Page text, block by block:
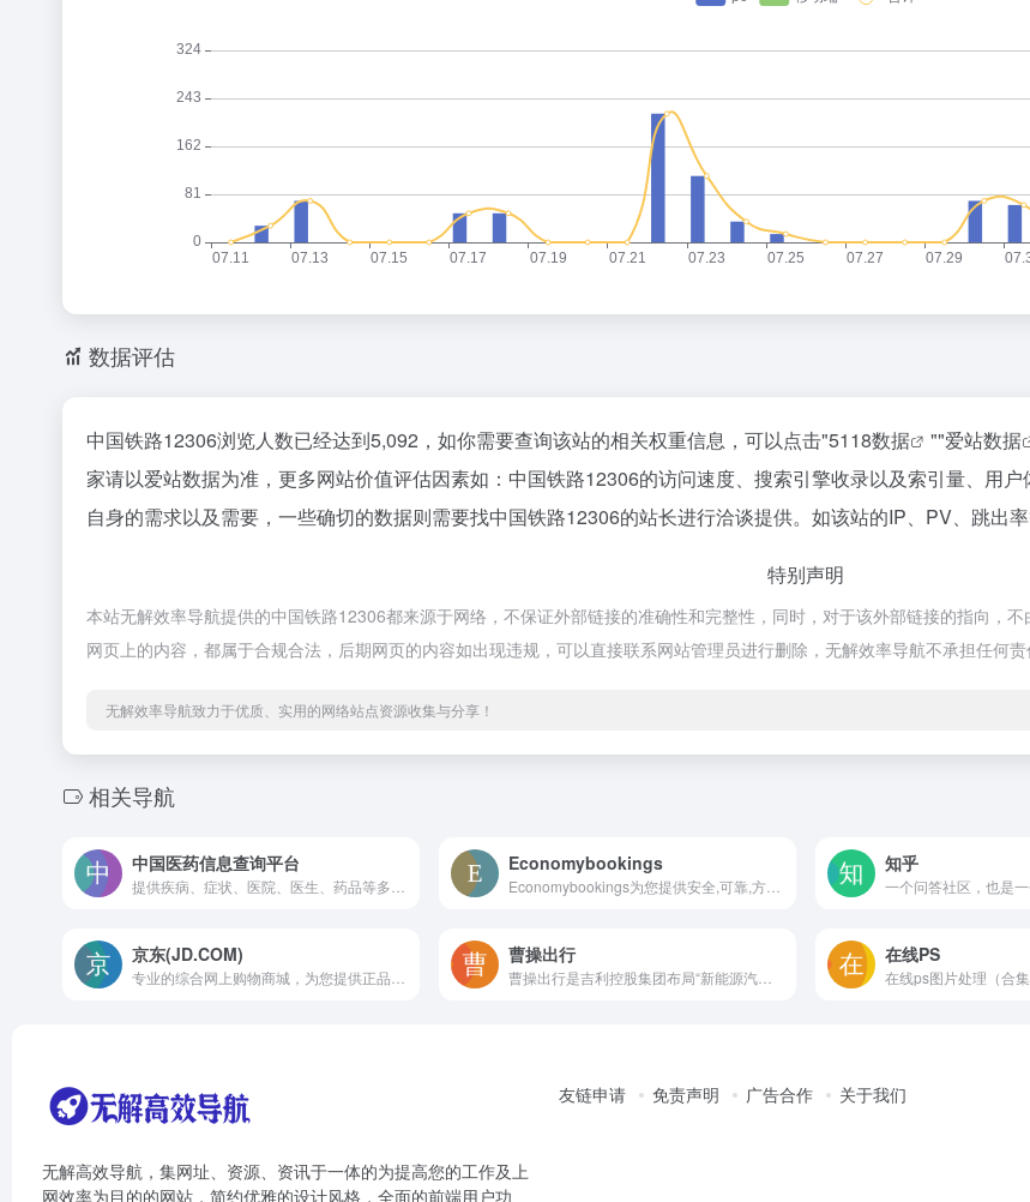
数据评估
中国铁路12306浏览人数已经达到5,092，如你需要查询该站的相关权重信息，可以点击"5118数据 ""爱站数据
家请以爱站数据为准，更多网站价值评估因素如：中国铁路12306的访问速度、搜索引擎收录以及索引量、用
自身的需求以及需要，一些确切的数据则需要找中国铁路12306的站长进行洽谈提供。如该站的IP、PV、跳出率
特别声明
本站无解效率导航提供的中国铁路12306都来源于网络，不保证外部链接的准确性和完整性，同时，对于该外部链接的指向，
网页上的内容，都属于合规合法，后期网页的内容如出现违规，可以直接联系网站管理员进行删除，无解效率导航不承担任何责
无解效率导航致力于优质、实用的网络站点资源收集与分享！
相关导航
中国医药信息查询平台 Economybookings 知乎
京东(JD.COM) 曹操出行 在线PS
在线ps图片处理（合集
无解高效导航，集网址、资源、资讯于一体的为提高您的工作及上
网效率为目的的网站，简约优雅的设计风格，全面的前端用户功
友链申请 免责声明 广告合作 关于我们